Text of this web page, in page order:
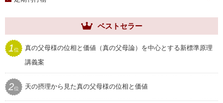
聖塩入れ
クリアしおり
家庭用品
セール
プレゼント用品
世界家庭
ムーンワールド
聖和
ベストセラー
1位
真の父母様の位相と価値（真の父母論）を中心とする新標準原理
講義案
2位 天の摂理から見た真の父母様の位相と価値